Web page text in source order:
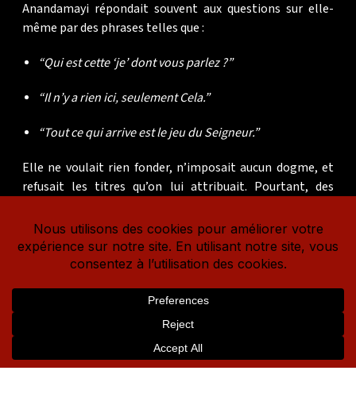
Anandamayi répondait souvent aux questions sur elle-
même par des phrases telles que :
“Qui est cette ‘je’ dont vous parlez ?”
“Il n’y a rien ici, seulement Cela.”
“Tout ce qui arrive est le jeu du Seigneur.”
Elle ne voulait rien fonder, n’imposait aucun dogme, et
refusait les titres qu’on lui attribuait. Pourtant, des
institutions, mais commedes oasis de silence et de
dévotion. Elle a voyagé dans toute l’Inde pendant plus de
cinquante ans, répondant à des milliers de chercheurs, de
à refléter leur essence véritable.
QUOI LIRE DE MA ANANDAMAYI